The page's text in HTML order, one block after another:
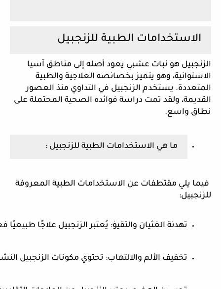
الاستخدامات الطبية للزنجبيل
الزنجبيل هو نبات عشبي يعود أصله إلى مناطق آسيا
الاستوائية، وهو يتميز بخصائصه العلاجية والطبية
المتعددة. يستخدم الزنجبيل في التداوي منذ العصور
القديمة، ولقد تمت دراسة فوائده الصحية المحتملة على
نطاق واسع.
ما هي الاستخدامات الطبية للزنجبيل :
فيما يلي مقتطفات عن الاستخدامات الطبية المعروفة
للزنجبيل:
تهدئة الغثيان والتقيؤ: يُعتبر الزنجبيل علاجًا
تخفيف الألم والالتهاب: تحتوي مكونات الزنجبيل